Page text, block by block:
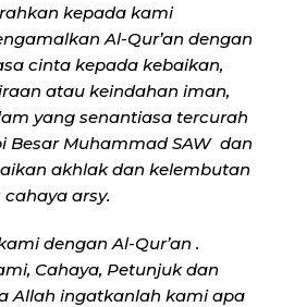
kepada kami
Al-Qur’an dengan
cinta kepada kebaikan,
atau keindahan iman,
yang senantiasa tercurah
Besar Muhammad SAW dan
akhlak dan kelembutan
arsy.
dengan Al-Qur’an .
Cahaya, Petunjuk dan
Allah ingatkanlah kami apa